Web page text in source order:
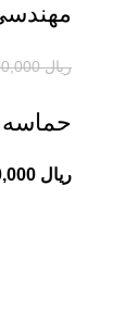
ریال5,000,000
ریال